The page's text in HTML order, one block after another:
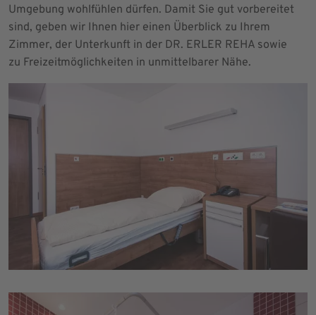
Umgebung wohlfühlen dürfen. Damit Sie gut vorbereitet
sind, geben wir Ihnen hier einen Überblick zu Ihrem
Zimmer, der Unterkunft in der DR. ERLER REHA sowie
zu Freizeitmöglichkeiten in unmittelbarer Nähe.